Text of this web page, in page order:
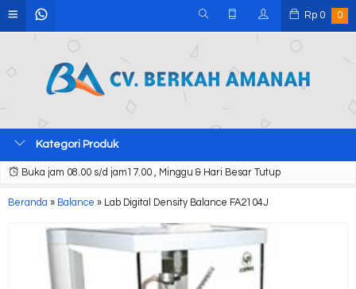
Rp 0 0
Kategori Produk
Buka jam 08.00 s/d jam17.00 , Minggu & Hari Besar Tutup
Beranda » Balance » Lab Digital Density Balance FA2104J